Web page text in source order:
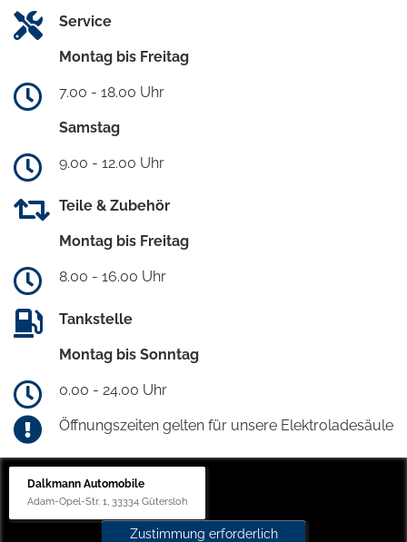
Service
Montag bis Freitag
7.00 - 18.00 Uhr
Samstag
9.00 - 12.00 Uhr
Teile & Zubehör
Montag bis Freitag
8.00 - 16.00 Uhr
Tankstelle
Montag bis Sonntag
0.00 - 24.00 Uhr
Öffnungszeiten gelten für unsere Elektroladesäule
Dalkmann Automobile
Adam-Opel-Str. 1, 33334 Gütersloh
Zustimmung erforderlich